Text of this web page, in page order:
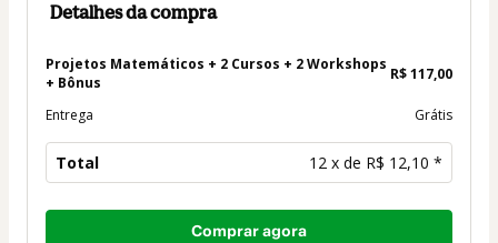
Detalhes da compra
Projetos Matemáticos + 2 Cursos + 2 Workshops
+ Bônus
R$ 117,00
Entrega Grátis
Total 12 x de R$ 12,10 *
Total
Comprar agora